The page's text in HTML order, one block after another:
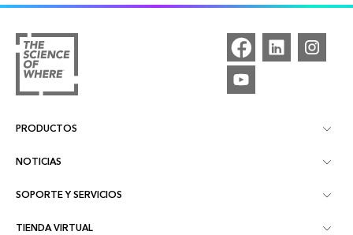
PRODUCTOS
ArcGIS Pro
ArcGIS Online
NOTICIAS
Blog
SOPORTE Y SERVICIOS
Servicios Profesionales
TIENDA VIRTUAL